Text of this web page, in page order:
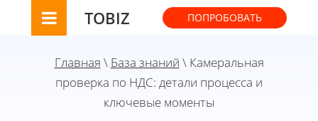
TOBIZ ПОПРОБОВАТЬ
Главная \ База знаний \ Камеральная
проверка по НДС: детали процесса и
ключевые моменты